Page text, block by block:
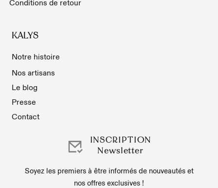
Conditions de retour
KALYS
Notre histoire
Nos artisans
Le blog
Presse
Contact
INSCRIPTION
Newsletter
Soyez les premiers à être informés de nouveautés et
nos offres exclusives !